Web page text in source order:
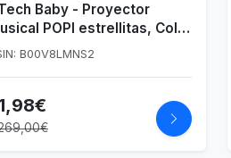
Baby - Proyector
POPI estrellitas, Color
versión Alemana
B00V8LMNS2